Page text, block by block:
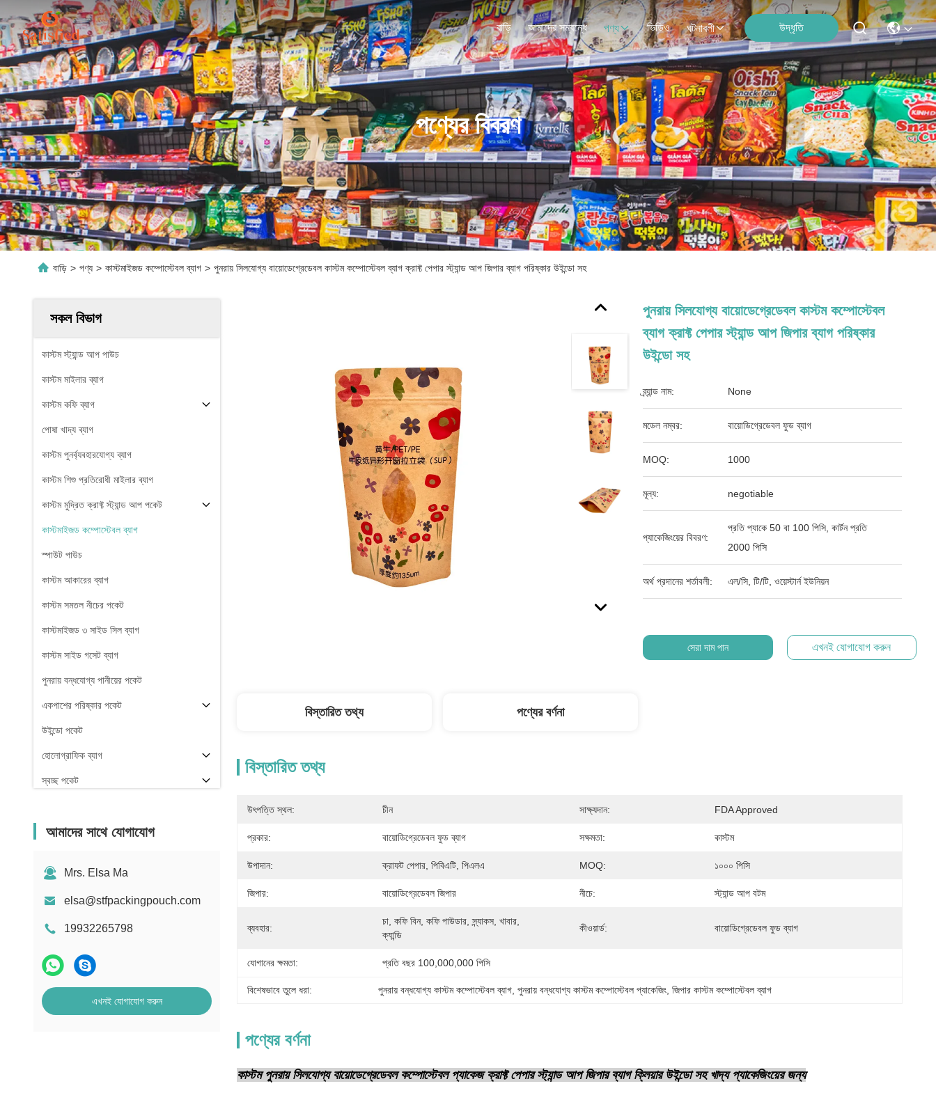
বাড়ি আমাদের সম্বন্ধে পণ্য ভিডিও ঘটনাবলী উদ্ধৃতি
পণ্যের বিবরণ
বাড়ি > পণ্য > কাস্টমাইজড কম্পোস্টেবল ব্যাগ > পুনরায় সিলযোগ্য বায়োডেগ্রেডেবল কাস্টম কম্পোস্টেবল ব্যাগ ক্রাফ্ট পেপার স্ট্যান্ড আপ জিপার ব্যাগ পরিষ্কার উইন্ডো সহ
সকল বিভাগ
কাস্টম স্ট্যান্ড আপ পাউচ
কাস্টম মাইলার ব্যাগ
কাস্টম কফি ব্যাগ
পোষা খাদ্য ব্যাগ
কাস্টম পুনর্ব্যবহারযোগ্য ব্যাগ
কাস্টম শিশু প্রতিরোধী মাইলার ব্যাগ
কাস্টম মুদ্রিত ক্রাফ্ট স্ট্যান্ড আপ পকেট
কাস্টমাইজড কম্পোস্টেবল ব্যাগ
স্পাউট পাউচ
কাস্টম আকারের ব্যাগ
কাস্টম সমতল নীচের পকেট
কাস্টমাইজড ৩ সাইড সিল ব্যাগ
কাস্টম সাইড গসেট ব্যাগ
পুনরায় বন্ধযোগ্য পানীয়ের পকেট
একপাশের পরিষ্কার পকেট
উইন্ডো পকেট
হোলোগ্রাফিক ব্যাগ
স্বচ্ছ পকেট
আমাদের সাথে যোগাযোগ
Mrs. Elsa Ma
elsa@stfpackingpouch.com
19932265798
এখনই যোগাযোগ করুন
পুনরায় সিলযোগ্য বায়োডেগ্রেডেবল কাস্টম কম্পোস্টেবল
ব্যাগ ক্রাফ্ট পেপার স্ট্যান্ড আপ জিপার ব্যাগ পরিষ্কার
উইন্ডো সহ
ব্র্যান্ড নাম: None
মডেল নম্বর: বায়োডিগ্রেডেবল ফুড ব্যাগ
MOQ: 1000
মূল্য: negotiable
প্যাকেজিংয়ের বিবরণ:
প্রতি প্যাকে 50 বা 100 পিসি, কার্টন প্রতি
2000 পিসি
অর্থ প্রদানের শর্তাবলী: এল/সি, টি/টি, ওয়েস্টার্ন ইউনিয়ন
সেরা দাম পান এখনই যোগাযোগ করুন
বিস্তারিত তথ্য পণ্যের বর্ণনা
বিস্তারিত তথ্য
উৎপত্তি স্থল: চীন সাক্ষ্যদান: FDA Approved
প্রকার: বায়োডিগ্রেডেবল ফুড ব্যাগ সক্ষমতা: কাস্টম
উপাদান: ক্রাফট পেপার, পিবিএটি, পিএলএ MOQ: ১০০০ পিসি
জিপার: বায়োডিগ্রেডেবল জিপার নীচে: স্ট্যান্ড আপ বটম
ব্যবহার:
চা, কফি বিন, কফি পাউডার, স্ন্যাকস, খাবার,
ক্যান্ডি
কীওয়ার্ড: বায়োডিগ্রেডেবল ফুড ব্যাগ
যোগানের ক্ষমতা: প্রতি বছর 100,000,000 পিসি
বিশেষভাবে তুলে ধরা: পুনরায় বন্ধযোগ্য কাস্টম কম্পোস্টেবল ব্যাগ , পুনরায় বন্ধযোগ্য কাস্টম কম্পোস্টেবল প্যাকেজিং , জিপার কাস্টম কম্পোস্টেবল ব্যাগ
পণ্যের বর্ণনা
কাস্টম পুনরায় সিলযোগ্য বায়োডেগ্রেডেবল কম্পোস্টেবল প্যাকেজ ক্রাফ্ট পেপার স্ট্যান্ড আপ জিপার ব্যাগ ক্লিয়ার উইন্ডো সহ খাদ্য প্যাকেজিংয়ের জন্য